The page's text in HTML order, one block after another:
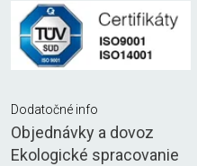
Dodatočné info
Objednávky a dovoz
Ekologické spracovanie